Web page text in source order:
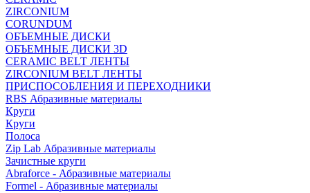
ZIRCONIUM
СORUNDUM
ОБЪЕМНЫЕ ДИСКИ
ОБЪЕМНЫЕ ДИСКИ 3D
CERAMIC BELT ЛЕНТЫ
ZIRCONIUM BELT ЛЕНТЫ
ПРИСПОСОБЛЕНИЯ И ПЕРЕХОДНИКИ
RBS Абразивные материалы
Круги
Круги
Полоса
Zip Lab Абразивные материалы
Зачистные круги
Abraforce - Абразивные материалы
Formel - Абразивные материалы